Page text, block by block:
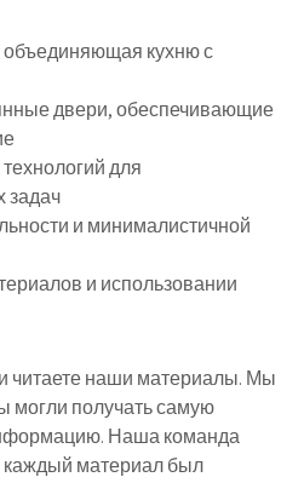
объединяющая кухню с
двери, обеспечивающие
для
задач
и минималистичной
и использовании
читаете наши материалы. Мы
могли получать самую
Наша команда
каждый материал был